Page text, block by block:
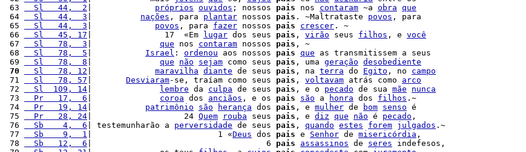
63
  Sl   44,  2
próprios ouvidos ; nossos pais nos contaram ~a obra que
64
  Sl   44,  3
nações , para plantar nossos pais . ~Maltrataste povos , para
65
  Sl   44,  3
povos , para fazer nossos pais crescer . ~
66
  Sl   45, 17
|               17  «Em lugar dos seus pais , virão seus filhos , e você
67
  Sl   78,  3
que nos contaram nossos pais , ~
68
  Sl   78,  5
Israel : ordenou aos nossos pais que as transmitissem a seus
69
  Sl   78,  8
que não sejam como seus pais , uma geração desobediente
70
  Sl   78, 12
maravilha diante de seus pais , na terra do Egito , no campo
71
  Sl   78, 57
Desviaram-se, traíam como seus pais , voltavam atrás como arco
72
  Sl  109, 14
lembre da culpa de seus pais , e o pecado de sua mãe
nunca
73
  Pr   17,  6
coroa dos anciãos , e os pais são a honra dos filhos .~
74
  Pr   19, 14
patrimônio são herança dos pais , e mulher de bom senso é
75
  Pr   28, 24
|                   24 Quem rouba seus pais , e diz que não é pecado ,
76
  Sb    4,  6
| testemunharão a perversidade de seus pais , quando estes forem julgados .~
77
  Sb    9,  1
|                          1 «Deus dos pais e Senhor de misericórdia ,
78
  Sb   12,  6
|                                    6 pais assassinos de seres indefesos,